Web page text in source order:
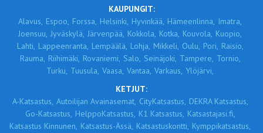
KAUPUNGIT:
Alavus, Espoo, Forssa, Helsinki, Hyvinkää, Hämeenlinna, Imatra,
Joensuu, Jyväskylä, Järvenpää, Kokkola, Kotka, Kouvola, Kuopio,
Lahti, Lappeenranta, Lempäälä, Lohja, Mikkeli, Oulu, Pori, Raisio,
Rauma, Riihimäki, Rovaniemi, Salo, Seinäjoki, Tampere, Tornio,
Turku, Tuusula, Vaasa, Vantaa, Varkaus, Ylöjärvi,
KETJUT:
A-Katsastus, Autoilijan Avainasemat, CityKatsastus, DEKRA Katsastus,
Go-Katsastus, HelppoKatsastus, K1 Katsastus, Katsastajasi.fi,
Katsastus Kinnunen, Katsastus-Ässä, Katsastuskontti, Kymppikatsastus,